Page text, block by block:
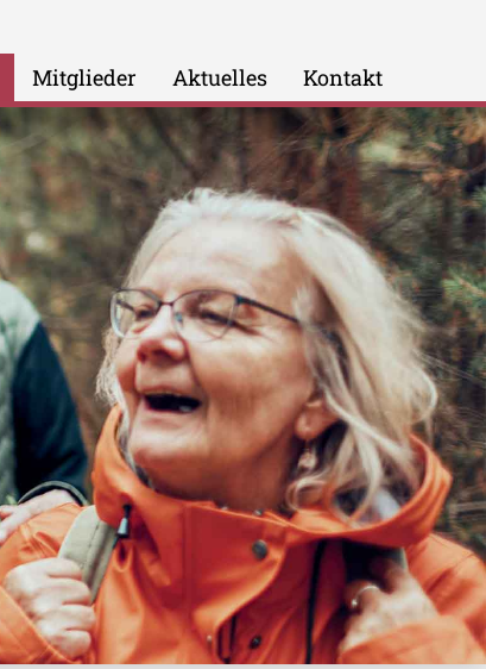
Mitglieder Aktuelles Kontakt